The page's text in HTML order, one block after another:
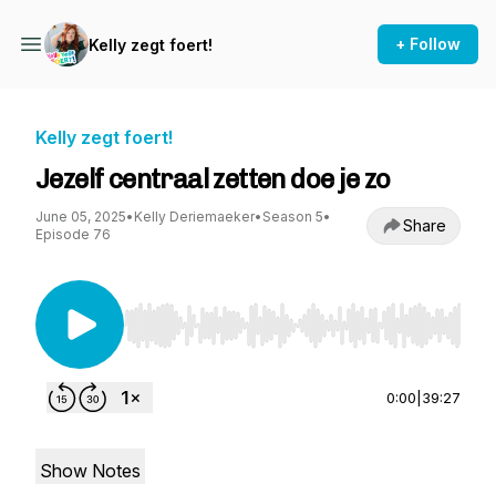
Kelly zegt foert! + Follow
Kelly zegt foert!
Jezelf centraal zetten doe je zo
June 05, 2025• Kelly Deriemaeker• Season 5•
Episode 76
Share
Use Left/Right to seek, Home/End to jump to
0:00 39:27
Show Notes